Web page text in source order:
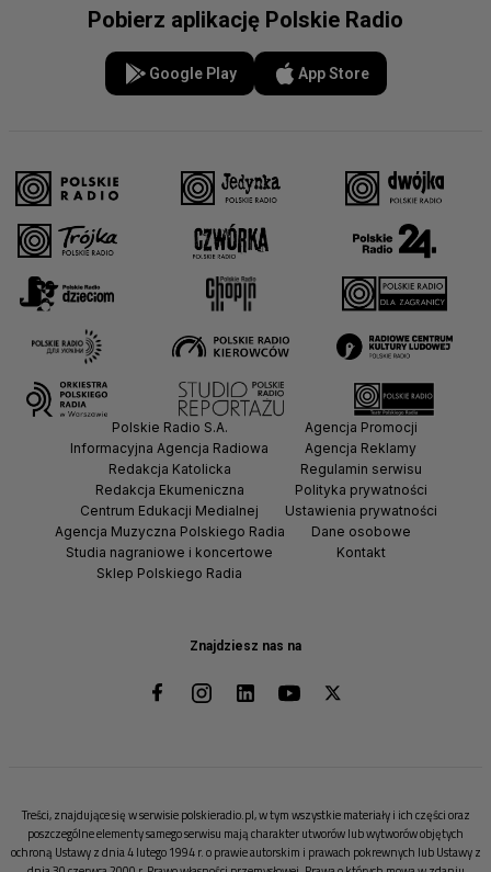
Pobierz aplikację Polskie Radio
Google Play App Store
Znajdziesz nas na
Polskie Radio S.A.
Informacyjna Agencja Radiowa
Redakcja Katolicka
Redakcja Ekumeniczna
Centrum Edukacji Medialnej
Agencja Muzyczna Polskiego Radia
Studia nagraniowe i koncertowe
Sklep Polskiego Radia
Agencja Promocji
Agencja Reklamy
Regulamin serwisu
Polityka prywatności
Ustawienia prywatności
Dane osobowe
Kontakt
Treści, znajdujące się w serwisie polskieradio.pl, w tym wszystkie materiały i ich części oraz
poszczególne elementy samego serwisu mają charakter utworów lub wytworów objętych
ochroną Ustawy z dnia 4 lutego 1994 r. o prawie autorskim i prawach pokrewnych lub Ustawy z